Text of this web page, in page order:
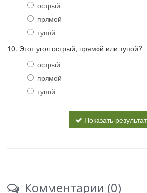
острый
прямой
тупой
10. Этот угол острый, прямой или тупой?
острый
прямой
тупой
Показать результат
Комментарии (0)